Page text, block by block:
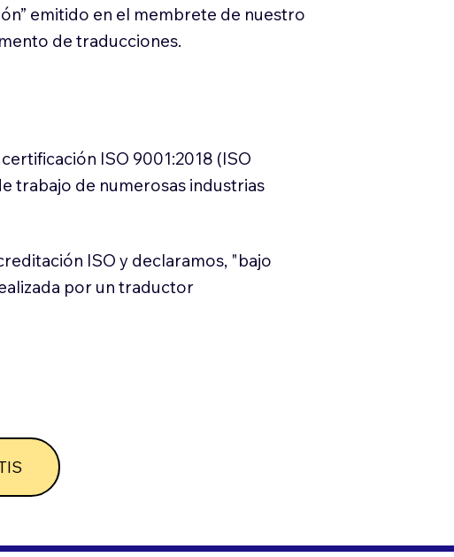
emitido en el membrete de nuestro
de traducciones.
ISO 9001:2018 (ISO
trabajo de numerosas industrias
ISO y declaramos, "bajo
por un traductor